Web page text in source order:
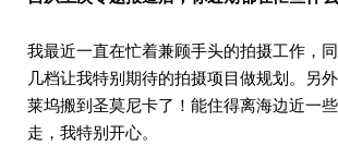
我最近一直在忙着兼顾手头的拍摄工作，
几档让我特别期待的拍摄项目做规划。另
莱坞搬到圣莫尼卡了！能住得离海边近一
走，我特别开心。